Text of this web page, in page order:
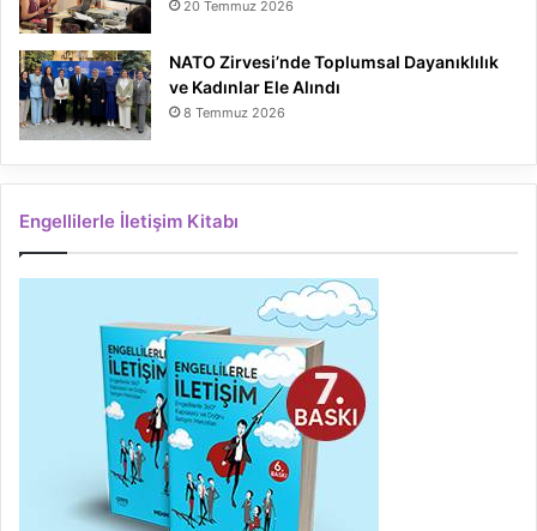
20 Temmuz 2026
NATO Zirvesi’nde Toplumsal Dayanıklılık
ve Kadınlar Ele Alındı
8 Temmuz 2026
Engellilerle İletişim Kitabı